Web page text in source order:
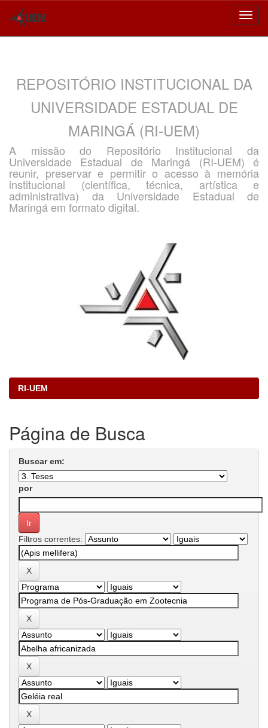
REPOSITÓRIO INSTITUCIONAL DA
UNIVERSIDADE ESTADUAL DE
MARINGÁ (RI-UEM)
A missão do Repositório Institucional da
Universidade Estadual de Maringá (RI-UEM) é
reunir, preservar e permitir o acesso à memória
institucional (científica, técnica, artística e
administrativa) da Universidade Estadual de
Maringá em formato digital.
RI-UEM
Página de Busca
Buscar em:
por
Filtros correntes: